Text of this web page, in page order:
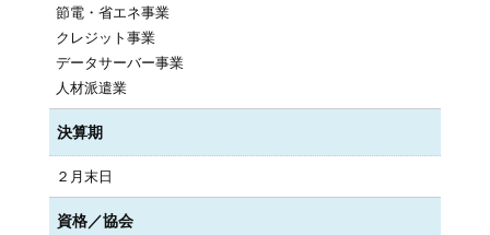
節電・省エネ事業
クレジット事業
データサーバー事業
人材派遣業
決算期
２月末日
資格／協会